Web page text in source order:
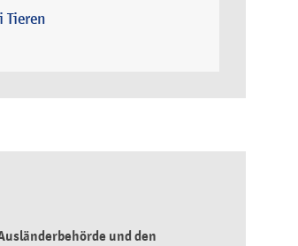
Tieren
und den